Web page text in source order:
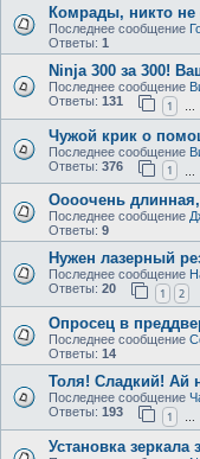
Комрады, никто не
Последнее сообщение
Ответы: 1
Ninja 300 за 300!
Последнее сообщение
Ответы: 131 1 …
Чужой крик о
Последнее сообщение
Ответы: 376 1
Оооочень
Последнее сообщение
Ответы: 9
Нужен лазерный
Последнее сообщение
Ответы: 20 1 2
Опросец в
Последнее сообщение
Ответы: 14
Толя! Сладкий! Ай
Последнее сообщение
Ответы: 193 1 …
Установка зеркала